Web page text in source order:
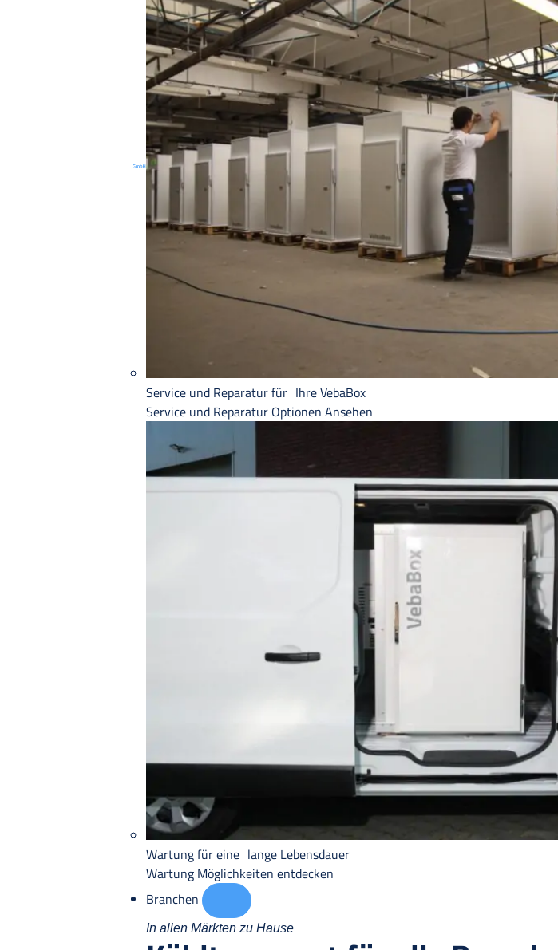
Service und Reparatur für Ihre VebaBox
Service und Reparatur Optionen Ansehen
Wartung für eine lange Lebensdauer
Wartung Möglichkeiten entdecken
Branchen
In allen Märkten zu Hause